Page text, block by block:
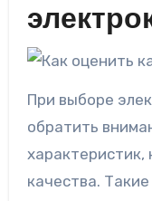
При выборе
обратить
характеристик,
качества.